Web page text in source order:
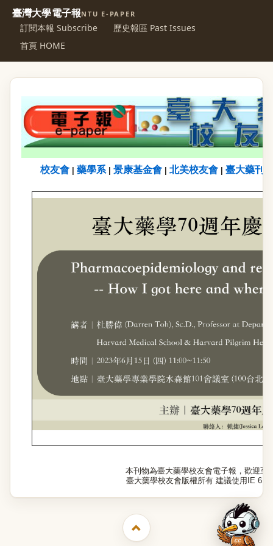
臺灣大學電子報NTU E-PAPER
訂閱本報 Subscribe
歷史報區 Past Issues
首頁 HOME
校友會 藥學系| 景康基金會 北美校友會 臺大藥刊
本刊物為臺大藥學校友會電子報，歡迎至
臺大藥學校友會版權所有 建議使用IE 6.0